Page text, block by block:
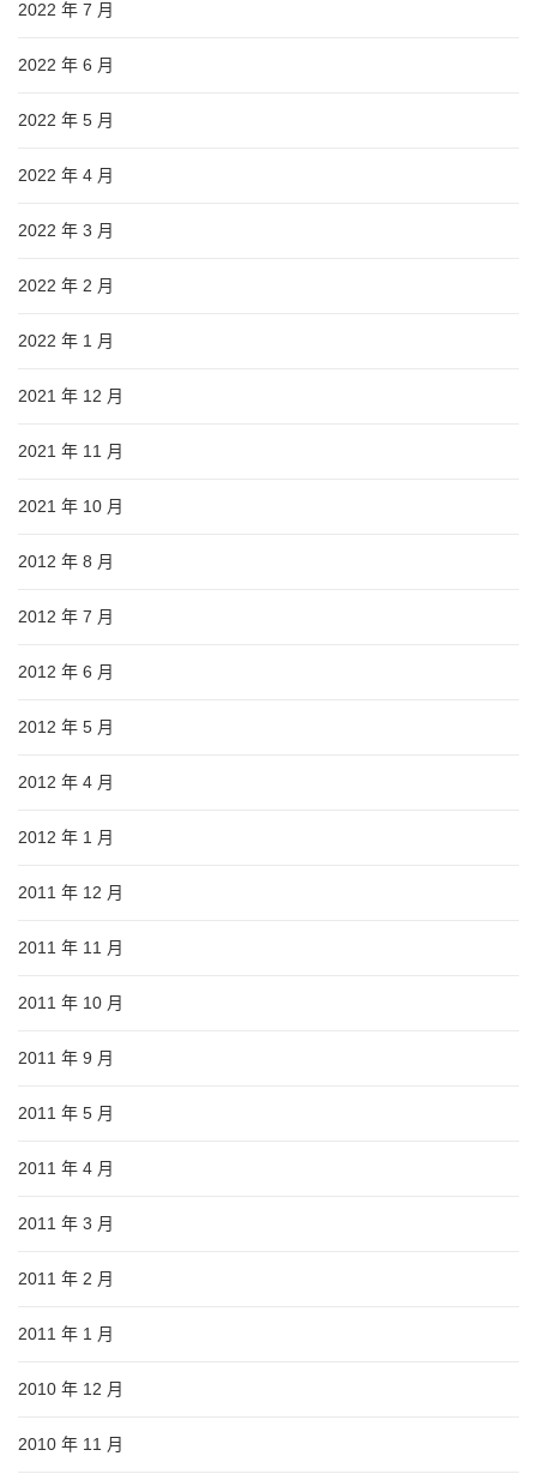
2022 年 7 月
2022 年 6 月
2022 年 5 月
2022 年 4 月
2022 年 3 月
2022 年 2 月
2022 年 1 月
2021 年 12 月
2021 年 11 月
2021 年 10 月
2012 年 8 月
2012 年 7 月
2012 年 6 月
2012 年 5 月
2012 年 4 月
2012 年 1 月
2011 年 12 月
2011 年 11 月
2011 年 10 月
2011 年 9 月
2011 年 5 月
2011 年 4 月
2011 年 3 月
2011 年 2 月
2011 年 1 月
2010 年 12 月
2010 年 11 月